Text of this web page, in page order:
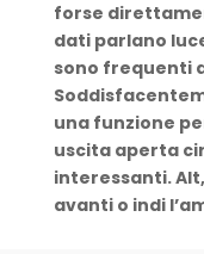
forse
dati parlano
sono frequenti
una funzione
uscita aperta
interessanti.
avanti o indi